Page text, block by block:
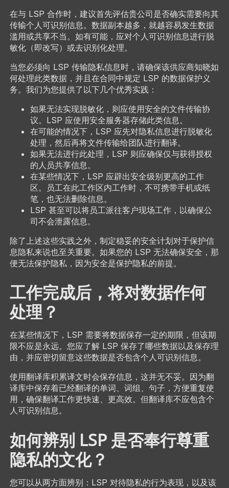
在与 LSP 合作时，建议首先评估贵公司是否确实需要向其
传输个人可识别信息。数据副本越多，就越容易发生数据
滥用或共享不当。如有可能，应对个人可识别信息进行脱
敏化（即改写）或去识别化处理。
当您必须向 LSP 传输隐私信息时，请确保该供应商知晓如
何处理此类数据，并且在合同中规定 LSP 的数据保护义
务。我们为您提供了以下几个优秀实践：
如果无法实现脱敏化，则应使用安全的文件传输协
议。LSP 应使用安全服务器存储此类信息。
在可能的情况下，LSP 应先对隐私信息进行脱敏化
处理，然后再将文件传输给团队进行翻译。
如果无法进行此处理，LSP 则应确保仅与获得授权
的人员共享信息。
在某些情况下，LSP 应辟出安全级别更高的工作
区。员工在此工作区内工作时，不可携带手机或纸
笔，也无法删除信息。
LSP 甚至可以将员工派往客户现场工作，以确保公
司不会泄露信息。
除了上述这些实践之外，制定稳妥的安全计划对于保护信
息隐私来说也至关重要。如果您的 LSP 无法确保安全，那
便无法保护隐私，因为安全是保护隐私的前提。
工作完成后，将对数据作何
处理？
在某些情况下，LSP 需要将数据保存一定的期限，但该期
限不应是永远。您应了解 LSP 保存了哪些数据以及保存理
由，并应密切留意这些数据是否包含个人可识别信息。
使用翻译库积累译文时会保存信息，这并无不妥。因为翻
译库中保存着已经翻译的单词、词组、句子，方便重复使
用，确保翻译工作更快速、更高效。但翻译库不应包含个
人可识别信息。
如何辨别 LSP 是否奉行尊重
隐私的文化？
您可以从两方面辨别：LSP 对待隐私的行为表现，以及该